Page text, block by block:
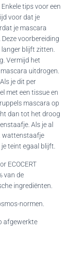
tips voor een
voor dat je
je mascara
voorbereiding
blijft zitten.
Vermijd het
uitdrogen.
je dit per
met een tissue en
mascara op
dan tot het droog
Als je al
wattenstaafje
teint egaal blijft.
ECOCERT
van de
ingrediënten.
normen.
afgewerkte